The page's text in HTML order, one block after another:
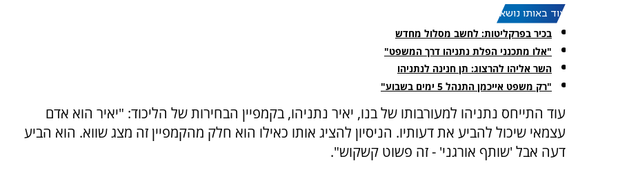
עוד באותו נושא:
בכיר בפרקליטות: לחשב מסלול מחדש
"אלו מתכנני הפלת נתניהו דרך המשפט"
השר אליהו להרצוג: תן חנינה לנתניהו
"רק משפט אייכמן התנהל 5 ימים בשבוע"
עוד התייחס נתניהו למעורבותו של בנו, יאיר נתניהו, בקמפיין הבחירות של הליכוד: "יאיר הוא אדם
עצמאי שיכול להביע את דעותיו. הניסיון להציג אותו כאילו הוא חלק מהקמפיין זה מצג שווא. הוא הביע
דעה אבל 'שותף אורגני' - זה פשוט קשקוש".